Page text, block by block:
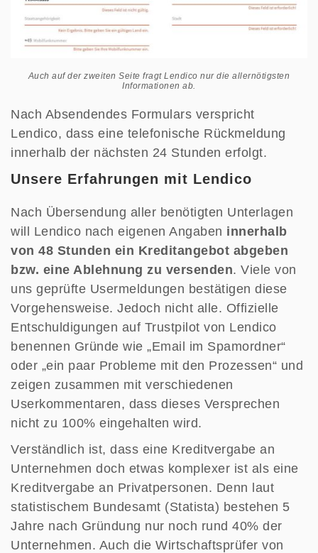
Auch auf der zweiten Seite fragt Lendico nur die allernötigsten
Informationen ab.
Nach Absendendes Formulars verspricht
Lendico, dass eine telefonische Rückmeldung
innerhalb der nächsten 24 Stunden erfolgt.
Unsere Erfahrungen mit Lendico
Nach Übersendung aller benötigten Unterlagen
will Lendico nach eigenen Angaben innerhalb
von 48 Stunden ein Kreditangebot abgeben
bzw. eine Ablehnung zu versenden. Viele von
uns geprüfte Usermeldungen bestätigen diese
Vorgehensweise. Jedoch nicht alle. Offizielle
Entschuldigungen auf Trustpilot von Lendico
benennen Gründe wie „Email im Spamordner“
oder „ein paar Probleme mit den Prozessen“ und
zeigen zusammen mit verschiedenen
Userkommentaren, dass dieses Versprechen
nicht zu 100% eingehalten wird.
Verständlich ist, dass eine Kreditvergabe an
Unternehmen doch etwas komplexer ist als eine
Kreditvergabe an Privatpersonen. Denn laut
statistischem Bundesamt (Statista) bestehen 5
Jahre nach Gründung nur noch rund 40% der
Unternehmen. Auch die Wirtschaftsprüfer von